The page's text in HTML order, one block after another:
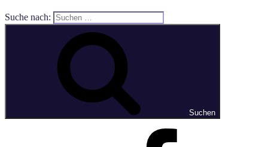
Suche nach:
Suchen